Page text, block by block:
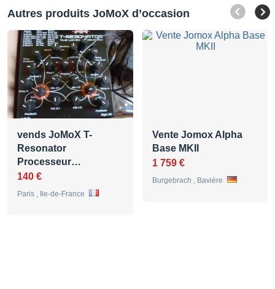
Autres produits JoMoX d’occasion
vends JoMoX T-
Resonator
Processeur…
140 €
Paris , Ile-de-France
Vente Jomox Alpha
Base MKII
1 759 €
Burgebrach , Bavière